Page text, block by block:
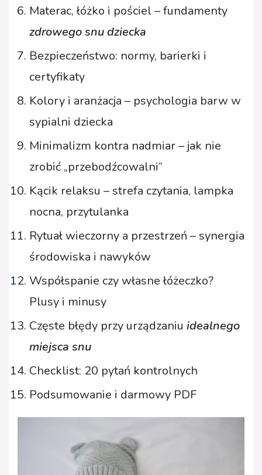
Materac, łóżko i pościel – fundamenty
zdrowego snu dziecka
Bezpieczeństwo: normy, barierki i
certyfikaty
Kolory i aranżacja – psychologia barw w
sypialni dziecka
Minimalizm kontra nadmiar – jak nie
zrobić „przebodźcowalni”
Kącik relaksu – strefa czytania, lampka
nocna, przytulanka
Rytuał wieczorny a przestrzeń – synergia
środowiska i nawyków
Współspanie czy własne łóżeczko?
Plusy i minusy
Częste błędy przy urządzaniu idealnego
miejsca snu
Checklist: 20 pytań kontrolnych
Podsumowanie i darmowy PDF